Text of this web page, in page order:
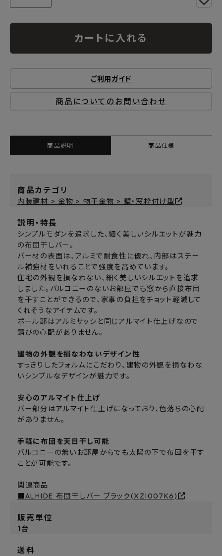
カートに入れる
ご利用ガイド
商品についてのお問い合わせ
商品説明 商品仕様
商品カテゴリ
内装建材 > 金物 > 物干金物 > 壁・窓枠付け型
説明・特長
シンプルモダンを追求した、細く美しいシルエットが魅力
の布団干しバー。
バー材の表面は、アルミで耐食性に優れ、内部はスチー
ル補強材をいれることで強度を高めています。
住宅の外観を損なわない、細く美しいシルエットを追求
しました。バルコニーのないお部屋でも窓から直接布団
を干すことができるので、家事の負担をチョット軽減して
くれそうなアイテムです。
ポール部はアルミサッシと同じアルマイト仕上げなので
錆びの心配がありません。
建物の外観を損なわないデザイン性
すっきりしたフォルムにこだわり、建物の外観を損なわな
いシンプルなデザインが魅力です。
安心のアルマイト仕上げ
バー部分はアルマイト仕上げになっており、色落ちの心配
がありません。
手軽に布団を天日干し可能
バルコニーの無いお部屋からでも太陽の下で布団を干す
ことが可能です。
関連商品
■ALHIDE 布団干しバー ブラック(XZI007K6)
販売単位
1台
送料